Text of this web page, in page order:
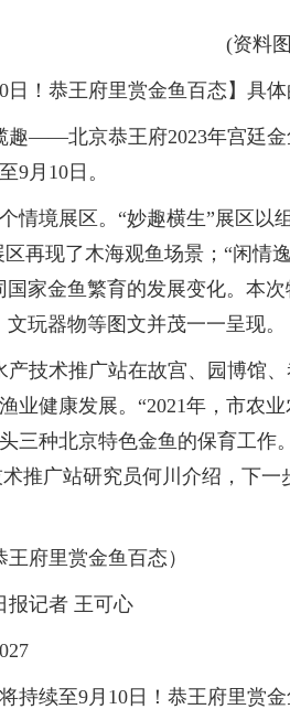
(资料
日！恭王府里赏金鱼百态】具
趣——北京恭王府2023年宫廷
9月10日。
情境展区。“妙趣横生”展区
区再现了木海观鱼场景；“闲情
国家金鱼繁育的发展变化。本
玩器物等图文并茂一一呈现。
产技术推广站在故宫、园博馆
业健康发展。“2021年，市农
三种北京特色金鱼的保育工作
推广站研究员何川介绍，下
府里赏金鱼百态）
报记者 王可心
持续至9月10日！恭王府里赏